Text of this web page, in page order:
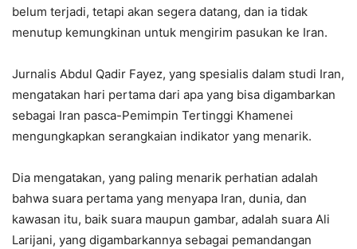
belum terjadi, tetapi akan segera datang, dan ia tidak
menutup kemungkinan untuk mengirim pasukan ke Iran.
Jurnalis Abdul Qadir Fayez, yang spesialis dalam studi Iran,
mengatakan hari pertama dari apa yang bisa digambarkan
sebagai Iran pasca-Pemimpin Tertinggi Khamenei
mengungkapkan serangkaian indikator yang menarik.
Dia mengatakan, yang paling menarik perhatian adalah
bahwa suara pertama yang menyapa Iran, dunia, dan
kawasan itu, baik suara maupun gambar, adalah suara Ali
Larijani, yang digambarkannya sebagai pemandangan